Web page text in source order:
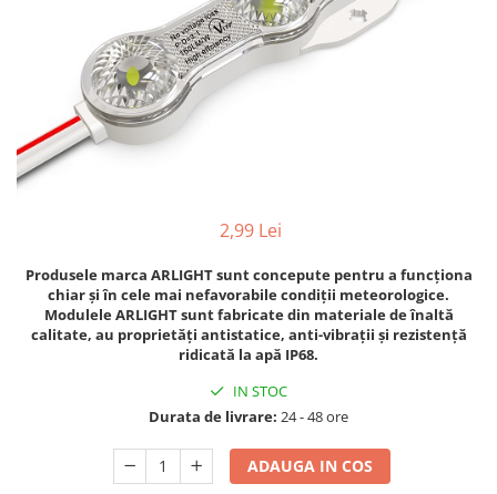
Comutatoare / Detectoare PIR
Buton on off
Senzori de miscare
Corp iluminat LED
Lampi Suspendate
Lampi de podea
2,99 Lei
Produsele marca ARLIGHT sunt concepute pentru a funcționa
chiar și în cele mai nefavorabile condiții meteorologice.
Modulele ARLIGHT sunt fabricate din materiale de înaltă
calitate, au proprietăți antistatice, anti-vibrații și rezistență
ridicată la apă IP68.
IN STOC
Durata de livrare: 24 - 48 ore
ADAUGA IN COS